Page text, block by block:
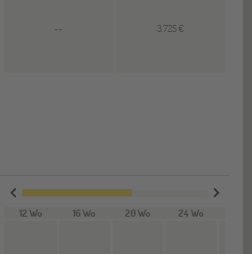
-- 3.725 €
12 Wo 16 Wo 20 Wo 24 Wo